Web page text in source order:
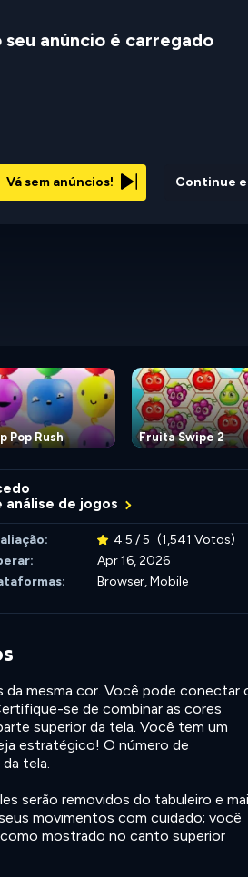
anúncio é carregado
Continue
Vá sem anúncios!
Pop Rush Fruita Swipe 2
análise de jogos
4.5 / 5 (1,541 Votos)
Apr 16, 2026
Browser, Mobile
mesma cor. Você pode conectar
se de combinar as cores
superior da tela. Você tem um
estratégico! O número de
tela.
serão removidos do tabuleiro e
movimentos com cuidado; você
mostrado no canto superior